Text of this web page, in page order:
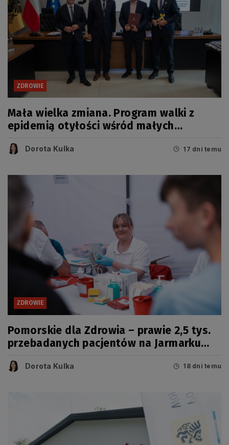
ZDROWIE
Mała wielka zmiana. Program walki z
epidemią otyłości wśród małych
Dorota Kulka 17 dni temu
ZDROWIE
Pomorskie dla Zdrowia – prawie 2,5 tys.
przebadanych pacjentów na Jarmarku
Dorota Kulka 18 dni temu